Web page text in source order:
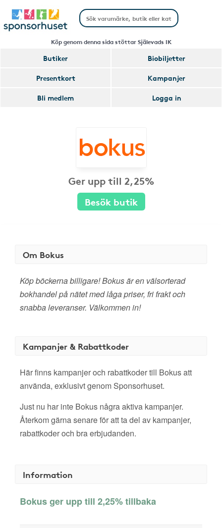
Köp genom denna sida stöttar Själevads IK
Butiker
Biobiljetter
Presentkort
Kampanjer
Bli medlem
Logga in
Ger upp till 2,25%
Besök butik
Om Bokus
Köp böckerna billigare! Bokus är en välsorterad
bokhandel på nätet med låga priser, fri frakt och
snabba leveranser. Välkommen in!
Kampanjer & Rabattkoder
Här finns kampanjer och rabattkoder till Bokus att
använda, exklusivt genom Sponsorhuset.
Just nu har inte Bokus några aktiva kampanjer.
Återkom gärna senare för att ta del av kampanjer,
rabattkoder och bra erbjudanden.
Information
Bokus ger upp till 2,25% tillbaka